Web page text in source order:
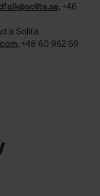
, +46
a Solita
, +48 60 962 69